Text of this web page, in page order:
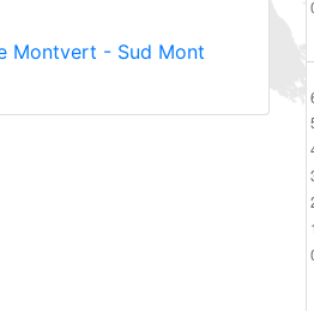
Montvert - Sud Mont